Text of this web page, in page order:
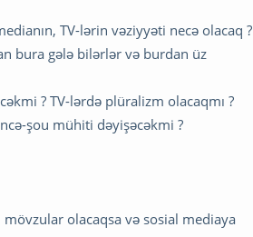
TV-lərin vəziyyəti necə olacaq ?
bura gələ bilərlər və burdan üz
? TV-lərdə plüralizm olacaqmı ?
şou mühiti dəyişəcəkmi ?
olacaqsa və sosial mediaya